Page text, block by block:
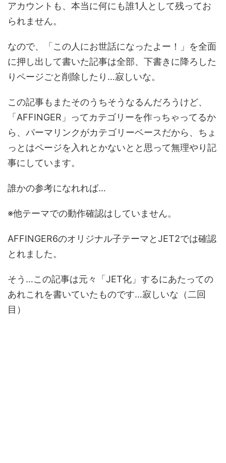
アカウントも、本当に何にも誰1人として残ってお
られません。
なので、「この人にお世話になったよー！」を全面
に押し出して書いた記事は全部、下書きに降ろした
りページごと削除したり…寂しいな。
この記事もまたそのうちそうなるんだろうけど、
「AFFINGER」ってカテゴリーを作っちゃってるか
ら、パーマリンクがカテゴリーベースだから、ちょ
っとはページを入れとかないとと思って無理やり記
事にしています。
誰かの参考になれれば…
※他テーマでの動作確認はしていません。
AFFINGER6のオリジナル子テーマとJET2では確認
とれました。
そう…この記事は元々「JET化」するにあたっての
あれこれを書いていたものです…寂しいな（二回
目）